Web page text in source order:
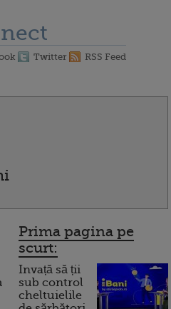
Twitter RSS Feed
Prima pagina pe
scurt:
Invață să ții
sub control
cheltuielile